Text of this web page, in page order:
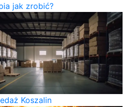
jak zrobić?
Koszalin